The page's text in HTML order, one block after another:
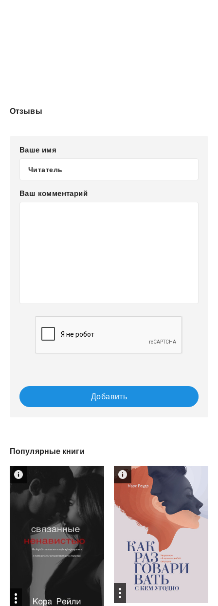
Отзывы
Ваше имя
Ваш комментарий
Добавить
Популярные книги